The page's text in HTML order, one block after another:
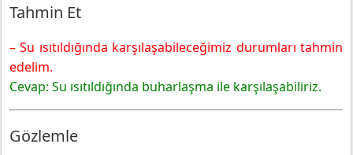
Tahmin Et
– Su ısıtıldığında karşılaşabileceğimiz durumları tahmin
edelim.
Cevap: Su ısıtıldığında buharlaşma ile karşılaşabiliriz.
Gözlemle